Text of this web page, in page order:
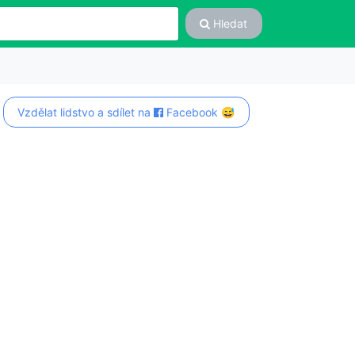
Hledat
Vzdělat lidstvo a sdílet na Facebook 😅